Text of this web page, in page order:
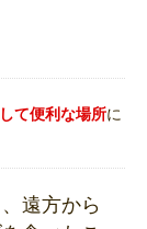
て便利な場所に
遠方から